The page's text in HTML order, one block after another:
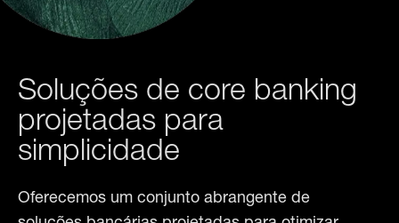
Soluções de core banking
projetadas para
simplicidade
Oferecemos um conjunto abrangente de